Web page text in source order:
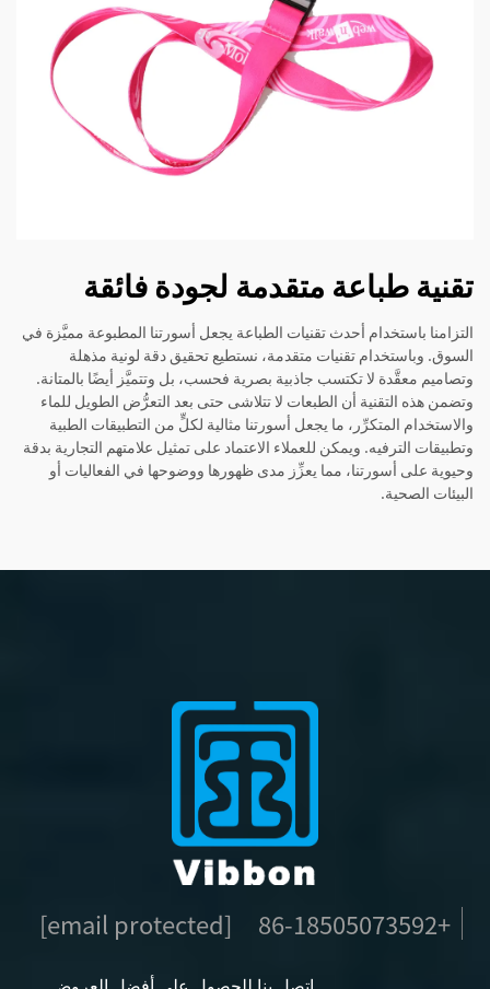
تقنية طباعة متقدمة لجودة فائقة
التزامنا باستخدام أحدث تقنيات الطباعة يجعل أسورتنا المطبوعة مميَّزة في
السوق. وباستخدام تقنيات متقدمة، نستطيع تحقيق دقة لونية مذهلة
وتصاميم معقَّدة لا تكتسب جاذبية بصرية فحسب، بل وتتميَّز أيضًا بالمتانة.
وتضمن هذه التقنية أن الطبعات لا تتلاشى حتى بعد التعرُّض الطويل للماء
والاستخدام المتكرِّر، ما يجعل أسورتنا مثالية لكلٍّ من التطبيقات الطبية
وتطبيقات الترفيه. ويمكن للعملاء الاعتماد على تمثيل علامتهم التجارية بدقة
وحيوية على أسورتنا، مما يعزِّز مدى ظهورها ووضوحها في الفعاليات أو
البيئات الصحية.
+86-18505073592
[email protected]